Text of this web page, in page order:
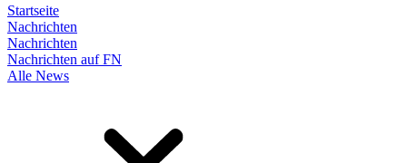
Startseite
Nachrichten
Nachrichten
Nachrichten auf FN
Alle News